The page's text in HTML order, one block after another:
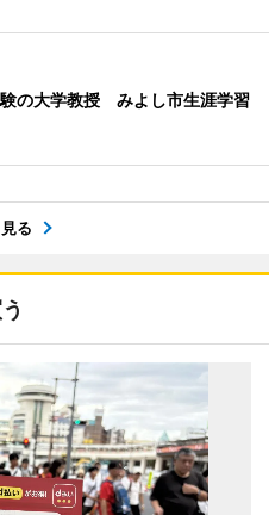
の大学教授 みよし市生涯学習
る